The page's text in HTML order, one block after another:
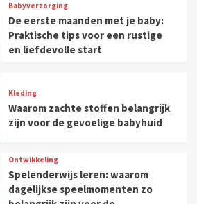
Babyverzorging
De eerste maanden met je baby:
Praktische tips voor een rustige
en liefdevolle start
Kleding
Waarom zachte stoffen belangrijk
zijn voor de gevoelige babyhuid
Ontwikkeling
Spelenderwijs leren: waarom
dagelijkse speelmomenten zo